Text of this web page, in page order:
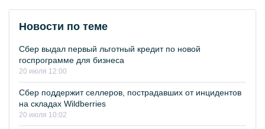
Новости по теме
Сбер выдал первый льготный кредит по новой
госпрограмме для бизнеса
20 июля 12:00
Сбер поддержит селлеров, пострадавших от инцидентов
на складах Wildberries
20 июля 10:02